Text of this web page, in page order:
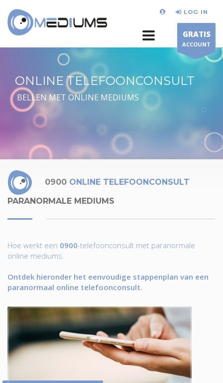
LOG IN
GRATIS
ACCOUNT
ONLINE TELEFOONCONSULT
BELLEN MET ONLINE MEDIUMS
0900 ONLINE TELEFOONCONSULT
PARANORMALE MEDIUMS
Hoe werkt een 0900-telefoonconsult met paranormale
online mediums.
Ontdek hieronder het eenvoudige stappenplan van een
paranormaal online telefoonconsult.